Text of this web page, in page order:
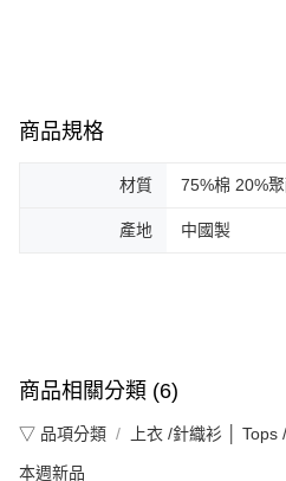
商品規格
材質 75%棉 20%
產地 中國製
商品相關分類 (6)
▽ 品項分類 上衣 /針織衫 │ Tops
本週新品